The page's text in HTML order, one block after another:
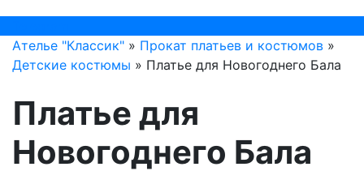
Ателье "Классик" » Прокат платьев и костюмов »
Детские костюмы » Платье для Новогоднего Бала
Платье для
Новогоднего Бала